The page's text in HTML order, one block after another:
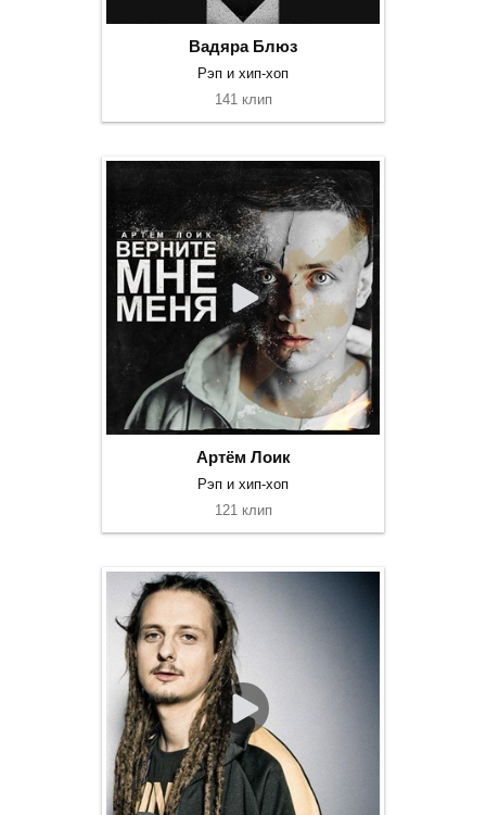
Вадяра Блюз
Рэп и хип-хоп
141 клип
Артём Лоик
Рэп и хип-хоп
121 клип